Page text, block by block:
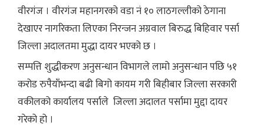
वीरगंज । वीरगंज महानगरको वडा नं १० लाठगल्लीको ठेगाना
देखाएर नागरिकता लिएका निरन्जन अग्रवाल बिरुद्ध बिहिवार पर्सा
जिल्ला अदालतमा मुद्धा दायर भएको छ ।
सम्पत्ति शुद्धीकरण अनुसन्धान विभागले लामो अनुसन्धान पछि ५१
करोड रुपैयाँभन्दा बढी बिगो कायम गरी बिहीबार जिल्ला सरकारी
वकीलको कार्यालय पर्साले जिल्ला अदालत पर्सामा मुद्दा दायर
गरेको हो ।